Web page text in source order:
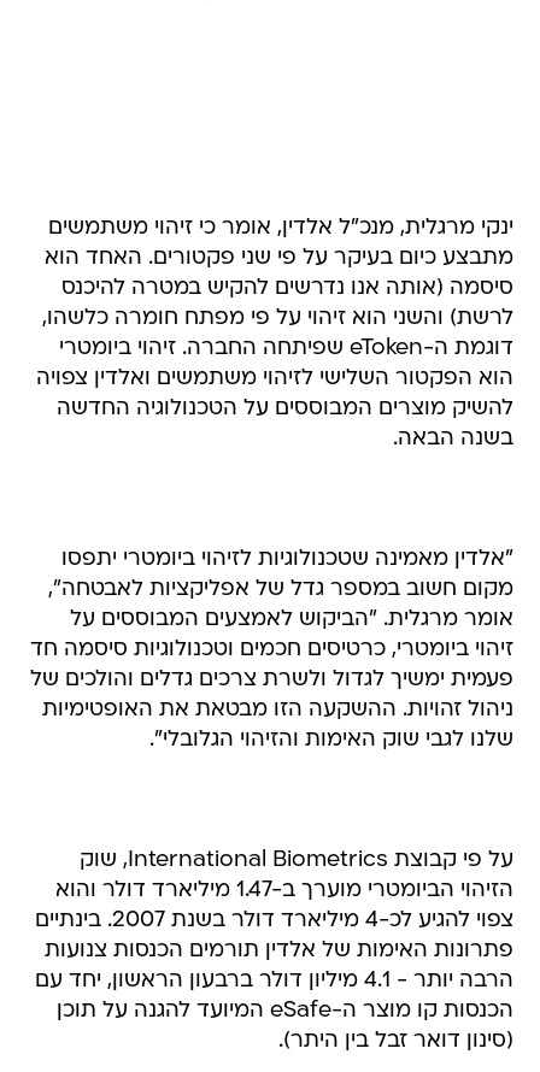
ינקי מרגלית, מנכ"ל אלדין, אומר כי זיהוי משתמשים
מתבצע כיום בעיקר על פי שני פקטורים. האחד הוא
סיסמה (אותה אנו נדרשים להקיש במטרה להיכנס
לרשת) והשני הוא זיהוי על פי מפתח חומרה כלשהו,
דוגמת ה-eToken שפיתחה החברה. זיהוי ביומטרי
הוא הפקטור השלישי לזיהוי משתמשים ואלדין צפויה
להשיק מוצרים המבוססים על הטכנולוגיה החדשה
בשנה הבאה.
"אלדין מאמינה שטכנולוגיות לזיהוי ביומטרי יתפסו
מקום חשוב במספר גדל של אפליקציות לאבטחה",
אומר מרגלית. "הביקוש לאמצעים המבוססים על
זיהוי ביומטרי, כרטיסים חכמים וטכנולוגיות סיסמה חד
פעמית ימשיך לגדול ולשרת צרכים גדלים והולכים של
ניהול זהויות. ההשקעה הזו מבטאת את האופטימיות
שלנו לגבי שוק האימות והזיהוי הגלובלי".
על פי קבוצת International Biometrics, שוק
הזיהוי הביומטרי מוערך ב-1.47 מיליארד דולר והוא
צפוי להגיע לכ-4 מיליארד דולר בשנת 2007. בינתיים
פתרונות האימות של אלדין תורמים הכנסות צנועות
הרבה יותר - 4.1 מיליון דולר ברבעון הראשון, יחד עם
הכנסות קו מוצר ה-eSafe המיועד להגנה על תוכן
(סינון דואר זבל בין היתר).